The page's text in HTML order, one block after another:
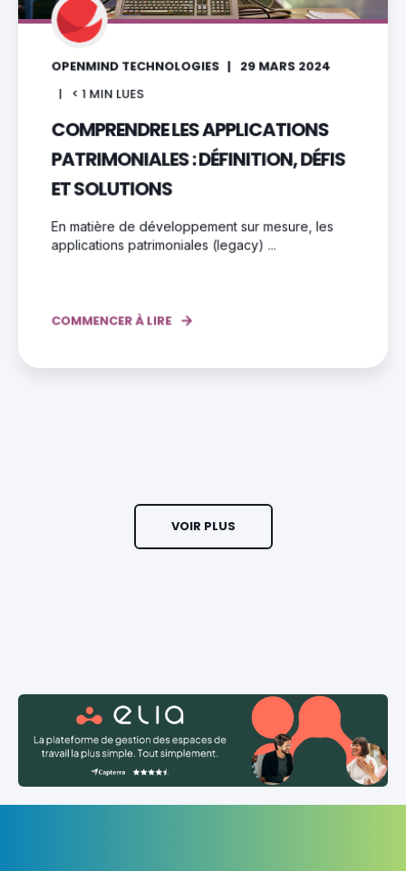
OPENMIND TECHNOLOGIES
29 MARS 2024
< 1 MIN LUES
COMPRENDRE LES APPLICATIONS
PATRIMONIALES : DÉFINITION, DÉFIS
ET SOLUTIONS
En matière de développement sur mesure, les
applications patrimoniales (legacy) ...
COMMENCER À LIRE
VOIR PLUS